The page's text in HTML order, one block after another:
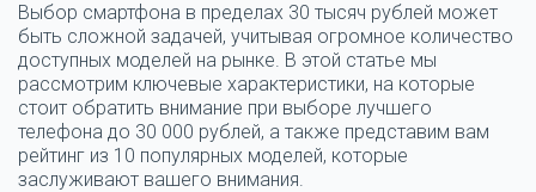
Выбор смартфона в пределах 30 тысяч рублей может
быть сложной задачей, учитывая огромное количество
доступных моделей на рынке. В этой статье мы
рассмотрим ключевые характеристики, на которые
стоит обратить внимание при выборе лучшего
телефона до 30 000 рублей, а также представим вам
рейтинг из 10 популярных моделей, которые
заслуживают вашего внимания.